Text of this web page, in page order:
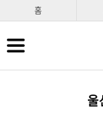
홈
울